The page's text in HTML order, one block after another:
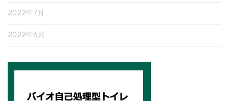
2022年7月
2022年6月